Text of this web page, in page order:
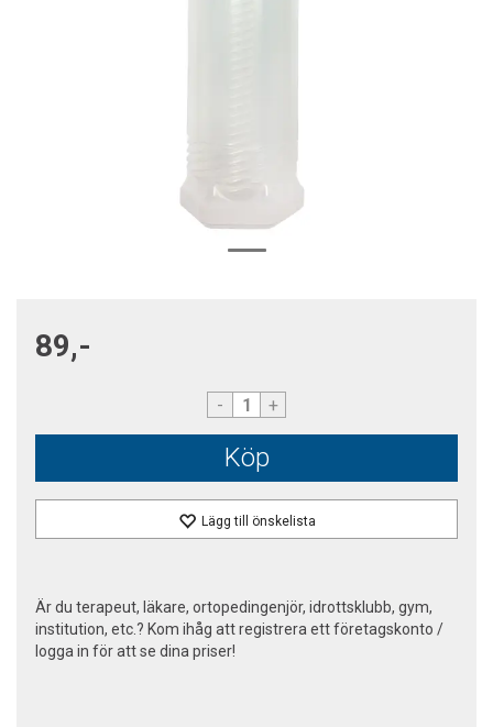
89,-
- +
Köp
Lägg till önskelista
Är du terapeut, läkare, ortopedingenjör, idrottsklubb, gym,
institution, etc.? Kom ihåg att registrera ett företagskonto /
logga in för att se dina priser!